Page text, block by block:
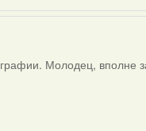
Молодец, вполне